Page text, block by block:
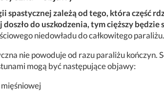
spastycznej zależą od tego, która część
do uszkodzenia, tym cięższy będzie
niedowładu do całkowitego paraliżu.
nie powoduje od razu paraliżu kończyn.
mogą być następujące objawy:
mięśniowej